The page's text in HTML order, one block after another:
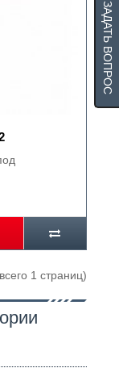
1 страниц)
ЗАДАТЬ ВОПРОС